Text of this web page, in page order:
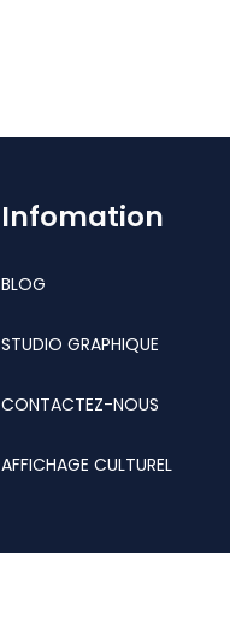
Infomation
BLOG
STUDIO GRAPHIQUE
CONTACTEZ-NOUS
AFFICHAGE CULTUREL